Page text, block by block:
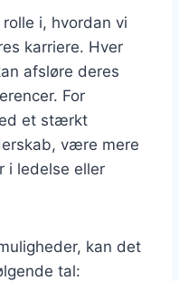
i, hvordan vi
karriere. Hver
afsløre deres
For
et stærkt
være mere
i ledelse eller
kan det
tal: